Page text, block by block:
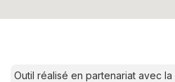
Outil réalisé en partenariat avec la